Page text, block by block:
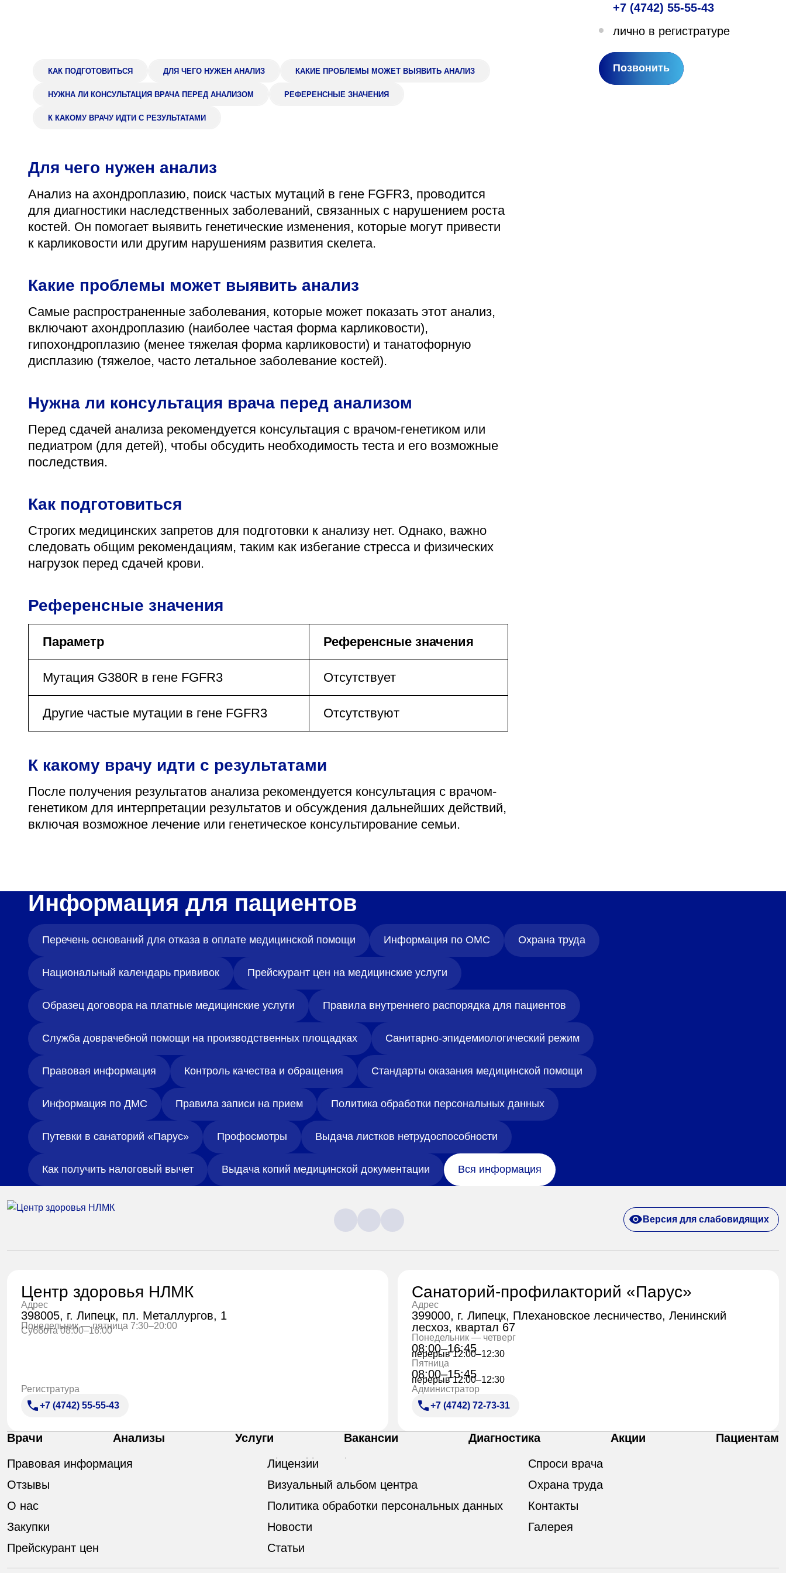
399000, г. Липецк, Плехановское лесничество,
08:00–16:45
КАК ПОДГОТОВИТЬСЯ ДЛЯ ЧЕГО НУЖЕН АНАЛИЗ КАКИЕ ПРОБЛЕМЫ МОЖЕТ ВЫЯВИТЬ АНАЛИЗ
НУЖНА ЛИ КОНСУЛЬТАЦИЯ ВРАЧА ПЕРЕД АНАЛИЗОМ РЕФЕРЕНСНЫЕ ЗНАЧЕНИЯ
К КАКОМУ ВРАЧУ ИДТИ С РЕЗУЛЬТАТАМИ
Для чего нужен анализ
Анализ на ахондроплазию, поиск частых мутаций в гене FGFR3, проводится
для диагностики наследственных заболеваний, связанных с нарушением роста
костей. Он помогает выявить генетические изменения, которые могут привести
к карликовости или другим нарушениям развития скелета.
Какие проблемы может выявить анализ
Самые распространенные заболевания, которые может показать этот анализ,
включают ахондроплазию (наиболее частая форма карликовости),
гипохондроплазию (менее тяжелая форма карликовости) и танатофорную
дисплазию (тяжелое, часто летальное заболевание костей).
Нужна ли консультация врача перед анализом
Перед сдачей анализа рекомендуется консультация с врачом-генетиком или
педиатром (для детей), чтобы обсудить необходимость теста и его возможные
последствия.
Как подготовиться
Строгих медицинских запретов для подготовки к анализу нет. Однако, важно
следовать общим рекомендациям, таким как избегание стресса и физических
нагрузок перед сдачей крови.
Референсные значения
Параметр Референсные значения
Мутация G380R в гене FGFR3 Отсутствует
Другие частые мутации в гене FGFR3 Отсутствуют
К какому врачу идти с результатами
После получения результатов анализа рекомендуется консультация с врачом-
генетиком для интерпретации результатов и обсуждения дальнейших действий,
включая возможное лечение или генетическое консультирование семьи.
+7 (4742) 55-55-43
лично в регистратуре
Позвонить
Информация для пациентов
Перечень оснований для отказа в оплате медицинской помощи Информация по ОМС Охрана труда
Национальный календарь прививок Прейскурант цен на медицинские услуги
Образец договора на платные медицинские услуги Правила внутреннего распорядка для пациентов
Служба доврачебной помощи на производственных площадках Санитарно-эпидемиологический режим
Правовая информация Контроль качества и обращения Стандарты оказания медицинской помощи
Информация по ДМС Правила записи на прием Политика обработки персональных данных
Путевки в санаторий «Парус» Профосмотры Выдача листков нетрудоспособности
Как получить налоговый вычет Выдача копий медицинской документации Вся информация
Версия для слабовидящих
Центр здоровья НЛМК
Адрес
398005, г. Липецк, пл. Металлургов, 1
Понедельник — пятница 7:30–20:00
Суббота 08:00–16:00
Регистратура
+7 (4742) 55-55-43
Санаторий-профилакторий «Парус»
Адрес
399000, г. Липецк, Плехановское лесничество, Ленинский
лесхоз, квартал 67
Понедельник — четверг
08:00–16:45
перерыв 12:00–12:30
Пятница
08:00–15:45
перерыв 12:00–12:30
Администратор
+7 (4742) 72-73-31
Врачи Анализы Услуги Вакансии Диагностика Акции
Пациентам
Правовая информация
Отзывы
О нас
Закупки
Прейскурант цен
Лицензии
Визуальный альбом центра
Политика обработки персональных данных
Новости
Статьи
Спроси врача
Охрана труда
Контакты
Галерея